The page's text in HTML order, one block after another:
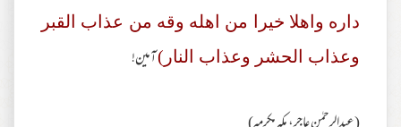
داره واهلا خيرا من اهله وقه من عذاب القبر
وعذاب الحشر وعذاب النار)آمين!